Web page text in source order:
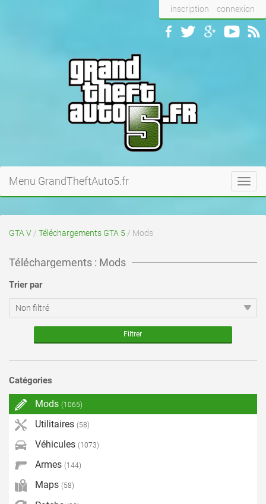
inscription connexion
Menu GrandTheftAuto5.fr
GTA V / Téléchargements GTA 5 / Mods
Téléchargements : Mods
Trier par
Catégories
Mods (1065)
Utilitaires (58)
Véhicules (1073)
Armes (144)
Maps (58)